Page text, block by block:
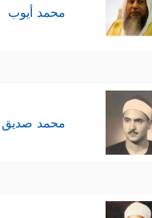
محمد أيوب
محمد صديق